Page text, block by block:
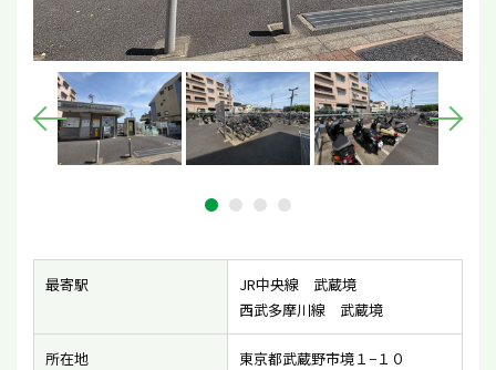
最寄駅
JR中央線 武蔵境
西武多摩川線 武蔵境
所在地 東京都武蔵野市境１−１０